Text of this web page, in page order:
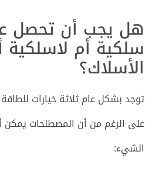
هل يجب أن تحصل
سلكية أم لاسلكية
الأسلاك؟
توجد بشكل عام ثلاثة خيارات للطاقة
على الرغم من أن المصطلحات يمكن
الشيء: